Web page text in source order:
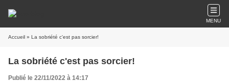
MENU
Accueil » La sobriété c'est pas sorcier!
La sobriété c'est pas sorcier!
Publié le 22/11/2022 à 14:17